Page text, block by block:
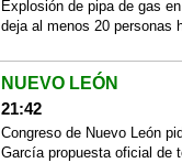
Explosión de pipa de gas
deja al menos 20 personas
NUEVO LEÓN
21:42
Congreso de Nuevo León
García propuesta oficial de